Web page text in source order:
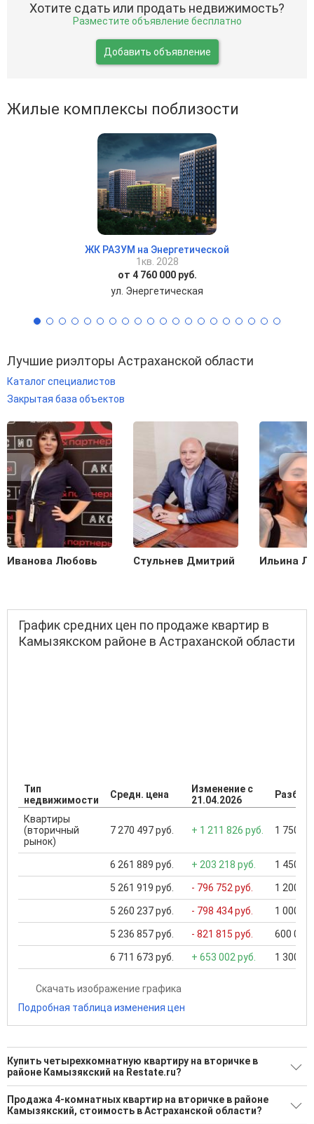
Хотите сдать или продать недвижимость?
Разместите объявление бесплатно
Добавить объявление
Жилые комплексы поблизости
ЖК РАЗУМ на Энергетической
1кв. 2028
от 4 760 000 руб.
ул. Энергетическая
Лучшие риэлторы Астраханской области
Каталог специалистов
Закрытая база объектов
Иванова Любовь Стульнев Дмитрий Ильина
График средних цен по продаже квартир в
Камызякском районе в Астраханской области
Тип
недвижимости
Средн. цена
Изменение с
21.04.2026
Квартиры
(вторичный
рынок)
7 270 497 руб. + 1 211 826 руб. 1 750
6 261 889 руб. + 203 218 руб. 1 450
5 261 919 руб. - 796 752 руб. 1 200
5 260 237 руб. - 798 434 руб. 1 000
5 236 857 руб. - 821 815 руб. 600 000
6 711 673 руб. + 653 002 руб. 1 300
Скачать изображение графика
Подробная таблица изменения цен
Купить четырехкомнатную квартиру на вторичке в
районе Камызякский на Restate.ru?
Поможем Купить четырехкомнатную квартиру на вторичке
в районе Камызякский?
Продажа 4-комнатных квартир на вторичке в районе
Камызякский, стоимость в Астраханской области?